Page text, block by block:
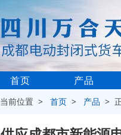
首页 产品
当前位置 >首页 > 产品 >